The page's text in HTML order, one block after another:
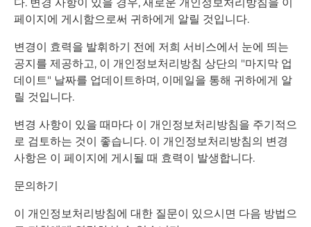
페이지에 게시함으로써 귀하에게 알릴 것입니다.
변경이 효력을 발휘하기 전에 저희 서비스에서 눈에 띄는
공지를 제공하고, 이 개인정보처리방침 상단의 "마지막 업
데이트" 날짜를 업데이트하며, 이메일을 통해 귀하에게 알
릴 것입니다.
변경 사항이 있을 때마다 이 개인정보처리방침을 주기적으
로 검토하는 것이 좋습니다. 이 개인정보처리방침의 변경
사항은 이 페이지에 게시될 때 효력이 발생합니다.
문의하기
이 개인정보처리방침에 대한 질문이 있으시면 다음 방법으